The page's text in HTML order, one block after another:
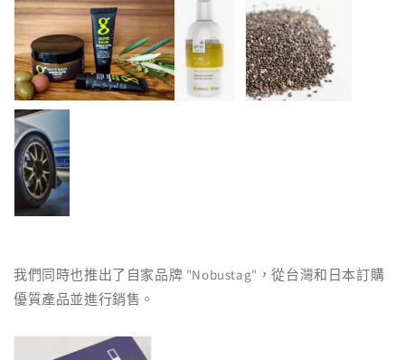
我們同時也推出了自家品牌 "Nobustag"，從台灣和日本訂購
優質產品並進行銷售 。